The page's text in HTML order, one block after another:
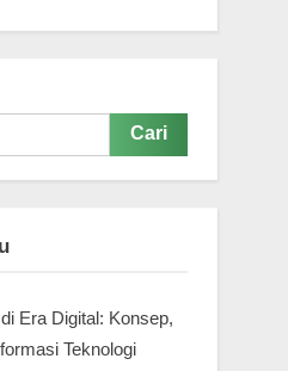
Cari
Era Digital: Konsep,
Teknologi